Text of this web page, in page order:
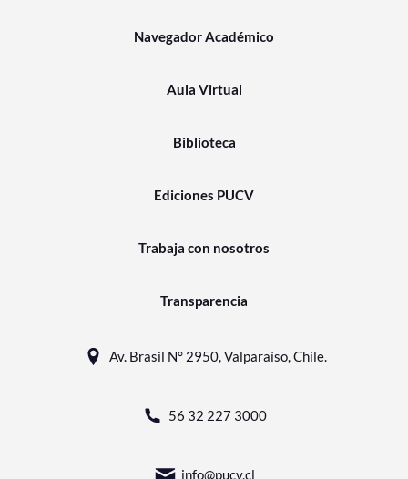
Navegador Académico
Aula Virtual
Biblioteca
Ediciones PUCV
Trabaja con nosotros
Transparencia
Av. Brasil N° 2950, Valparaíso, Chile.
56 32 227 3000
info@pucv.cl